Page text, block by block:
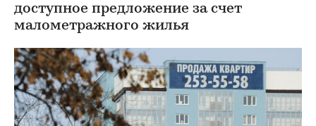
доступное предложение за счет
малометражного жилья